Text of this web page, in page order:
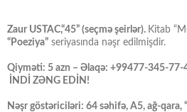
Zaur USTAC,“45” (seçmə şeirlər). Kitab
“Poeziya” seriyasında nəşr edilmişdir.
Qiyməti: 5 azn – Əlaqə: +99477-345-
İNDİ ZƏNG EDİN!
Nəşr göstəriciləri: 64 səhifə, A5, ağ-qara,